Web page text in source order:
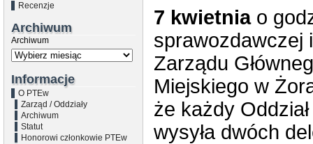
Recenzje
Archiwum
Archiwum
Informacje
O PTEw
Zarząd / Oddziały
Archiwum
Statut
Honorowi członkowie PTEw
7 kwietniao
sprawozdawczej
Zarządu
Miejskiego w
że każdy
wysyła dwóch